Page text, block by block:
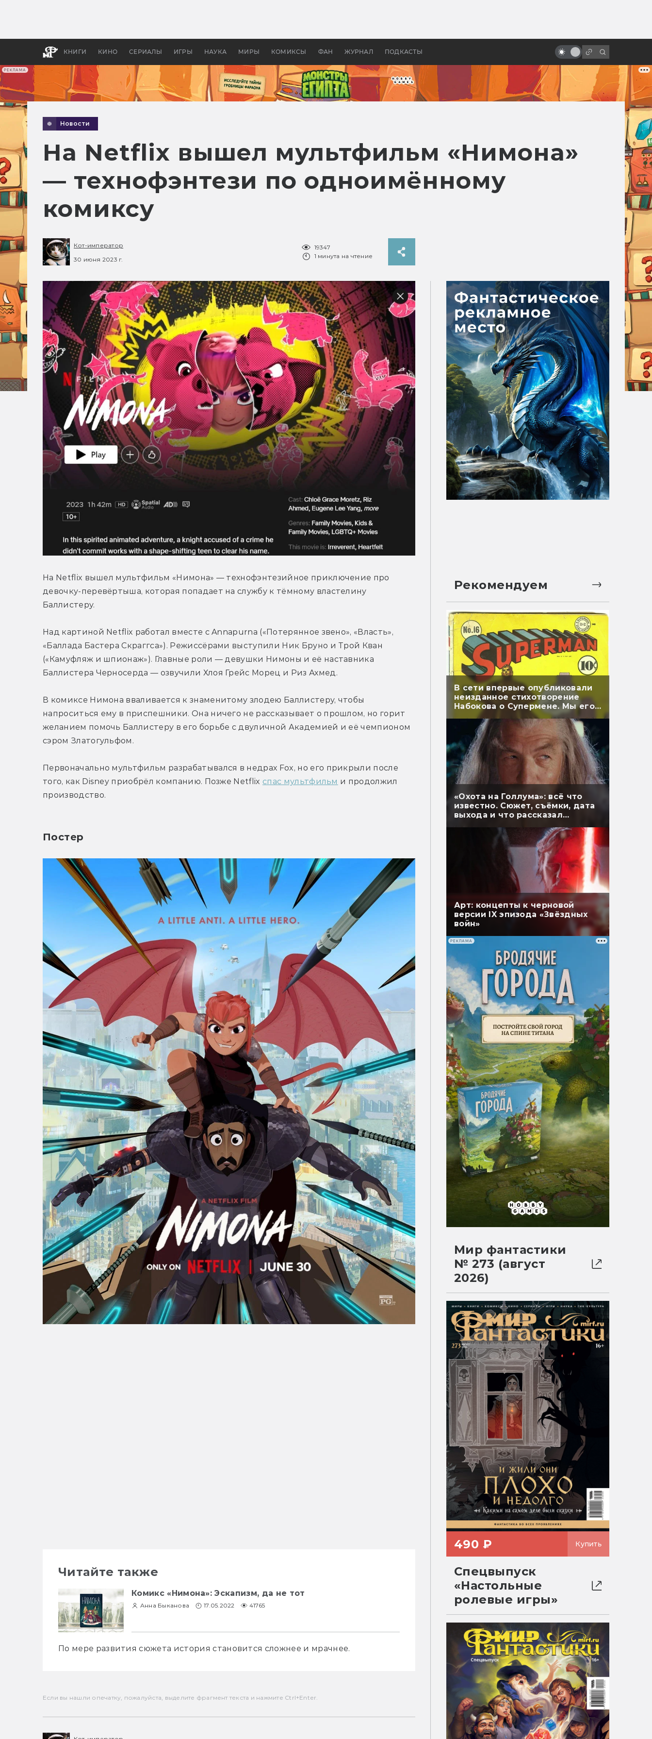
РЕКЛАМА
КНИГИ КИНО СЕРИАЛЫ ИГРЫ НАУКА МИРЫ КОМИКСЫ ФАН ЖУРНАЛ ПОДКАСТЫ
бы «Властелина колец»
Древней Грецией
2010-е
Новости
На Netflix вышел мультфильм «Нимона»
— технофэнтези по одноимённому
комиксу
Кот-император
30 июня 2023 г.
19347
1 минута на чтение
На Netflix вышел мультфильм «Нимона» — технофэнтезийное приключение про
девочку-перевёртыша, которая попадает на службу к тёмному властелину
Баллистеру.
Над картиной Netflix работал вместе с Annapurna («Потерянное звено», «Власть»,
«Баллада Бастера Скраггса»). Режиссёрами выступили Ник Бруно и Трой Кван
(«Камуфляж и шпионаж»). Главные роли — девушки Нимоны и её наставника
Баллистера Черносерда — озвучили Хлоя Грейс Морец и Риз Ахмед.
В комиксе Нимона вваливается к знаменитому злодею Баллистеру, чтобы
напроситься ему в приспешники. Она ничего не рассказывает о прошлом, но горит
желанием помочь Баллистеру в его борьбе с двуличной Академией и её чемпионом
сэром Златогульфом.
Первоначально мультфильм разрабатывался в недрах Fox, но его прикрыли после
того, как Disney приобрёл компанию. Позже Netflix спас мультфильм и продолжил
производство.
Постер
Читайте также
Комикс «Нимона»: Эскапизм, да не тот
Анна Быканова 17.05.2022 41765
По мере развития сюжета история становится сложнее и мрачнее.
Если вы нашли опечатку, пожалуйста, выделите фрагмент текста и нажмите Ctrl+Enter.
Рекомендуем
В сети впервые опубликовали
неизданное стихотворение
Набокова о Супермене. Мы его
перевели
«Охота на Голлума»: всё что
известно. Сюжет, съёмки, дата
выхода и что рассказал
Арт: концепты к черновой
версии IX эпизода «Звёздных
войн»
РЕКЛАМА
Мир фантастики
№ 273 (август
2026)
490 ₽ Купить
Спецвыпуск
«Настольные
ролевые игры»